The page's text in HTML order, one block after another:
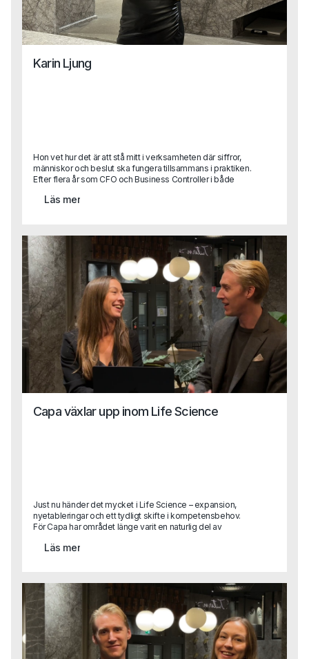
Karin Ljung
Hon vet hur det är att stå mitt i verksamheten där siffror,
människor och beslut ska fungera tillsammans i praktiken.
Efter flera år som CFO och Business Controller i både
in som Business Area Lead på Capa.Med sin erfarenhet
person för att göra det. Karins perspektiv blir ett värdefullt
tillskott i vårt arbete med att hjälpa företag förstå sina
verkliga behov, och samtidigt stötta våra konsulter i att nå
sin fulla potential ute hos kund.Vi tog en pratstund med
Karin för att lära känna henne lite bättre och höra mer om
hur hon ser på sin nya roll, vad som driver henne och vad
hon hoppas kunna bidra med på Capa.
Läs mer
Capa växlar upp inom Life Science
Just nu händer det mycket i Life Science – expansion,
nyetableringar och ett tydligt skifte i kompetensbehov.
För Capa har området länge varit en naturlig del av
dedikerat affärsområde och två erfarna rekryterare på
Läs mer